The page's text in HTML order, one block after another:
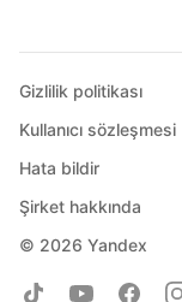
© 2026 Yandex
Gizlilik politikası
Kullanıcı sözleşmesi
Hata bildir
Şirket hakkında